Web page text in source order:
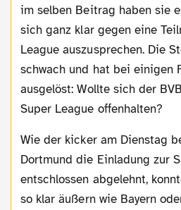
im selben Beitrag haben sie
sich ganz klar gegen eine
League auszusprechen. Die
schwach und hat bei einigen
ausgelöst: Wollte sich der
Super League offenhalten?
Wie der kicker am Dienstag berichtete, hat
Dortmund die Einladung zur
entschlossen abgelehnt,
so klar äußern wie Bayern